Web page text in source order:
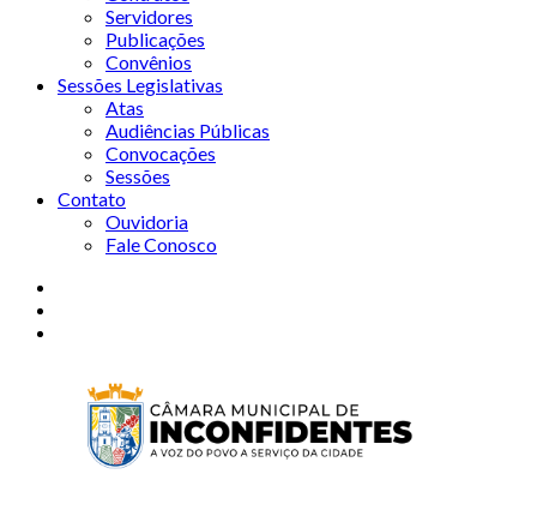
Servidores
Publicações
Convênios
Sessões Legislativas
Atas
Audiências Públicas
Convocações
Sessões
Contato
Ouvidoria
Fale Conosco